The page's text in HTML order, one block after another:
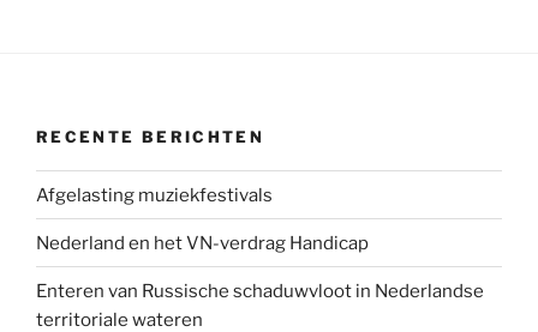
RECENTE BERICHTEN
Afgelasting muziekfestivals
Nederland en het VN-verdrag Handicap
Enteren van Russische schaduwvloot in Nederlandse
territoriale wateren